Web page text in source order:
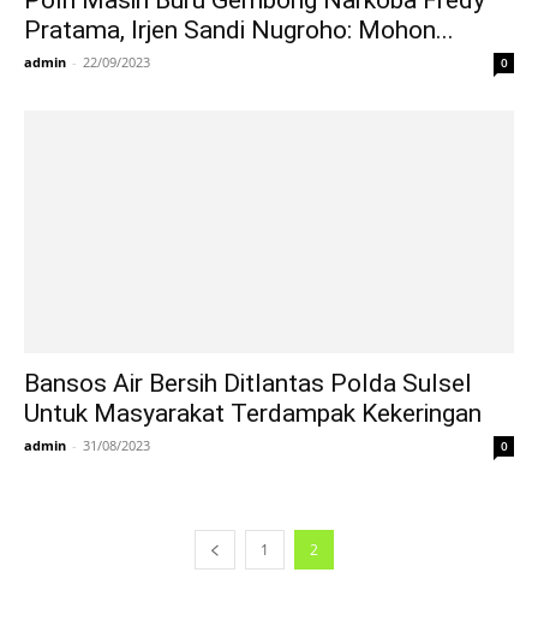
Pratama, Irjen Sandi Nugroho: Mohon...
admin - 22/09/2023 0
Bansos Air Bersih Ditlantas Polda Sulsel
Untuk Masyarakat Terdampak Kekeringan
admin - 31/08/2023 0
1 2